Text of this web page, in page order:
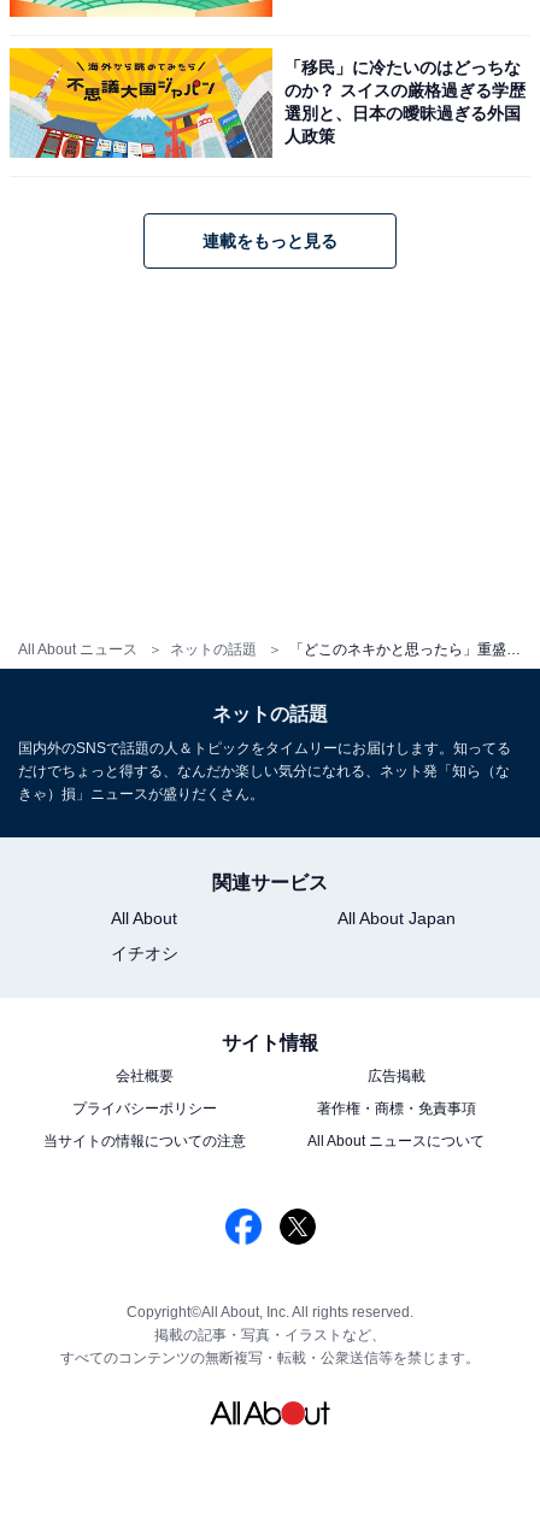
All About ニュース ネットの話題
「移民」に冷たいのはどっちな
のか？ スイスの厳格過ぎる学歴
選別と、日本の曖昧過ぎる外国
人政策
連載をもっと見る
ネットの話題
国内外のSNSで話題の人＆トピックをタイムリーにお届けします。知ってる
だけでちょっと得する、なんだか楽しい気分になれる、ネット発「知ら（な
きゃ）損」ニュースが盛りだくさん。
関連サービス
All About
All About Japan
イチオシ
サイト情報
会社概要
広告掲載
プライバシーポリシー
著作権・商標・免責事項
当サイトの情報についての注意
All About ニュースについて
Copyright©All About, Inc. All rights reserved.
掲載の記事・写真・イラストなど、
すべてのコンテンツの無断複写・転載・公衆送信等を禁じます。